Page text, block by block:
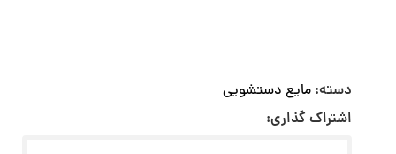
دسته: مایع دستشویی
اشتراک گذاری: